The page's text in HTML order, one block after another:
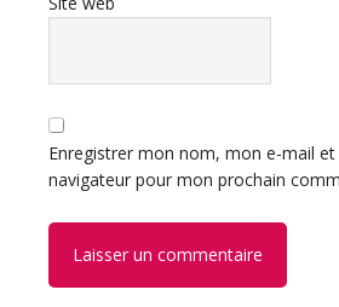
Enregistrer mon nom, mon e-mail
navigateur pour mon prochain